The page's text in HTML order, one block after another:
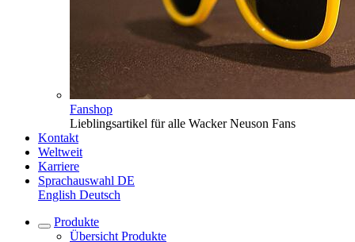
Fanshop
Lieblingsartikel für alle Wacker Neuson Fans
Kontakt
Weltweit
Karriere
Sprachauswahl DE
English Deutsch
Produkte
Übersicht Produkte